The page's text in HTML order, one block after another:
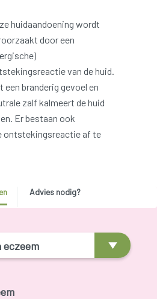
huidaandoening wordt
door een
van de huid.
een branderig gevoel en
zalf kalmeert de huid
Er bestaan ook
ontstekingsreactie af te
Advies nodig?
eczeem